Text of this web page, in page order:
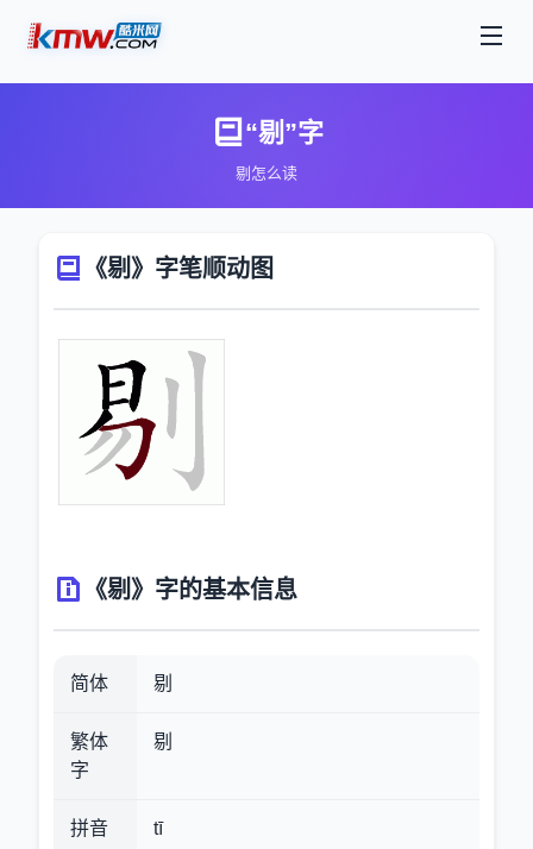
“剔”字
剔怎么读
《剔》字笔顺动图
《剔》字的基本信息
简体 剔
繁体
字
剔
拼音 tī